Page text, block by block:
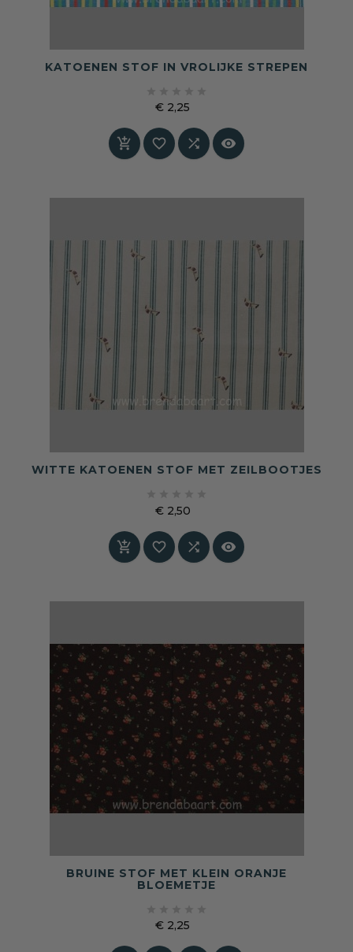
KATOENEN STOF IN VROLIJKE STREPEN
€ 2,25
   
WITTE KATOENEN STOF MET ZEILBOOTJES
€ 2,50
   
BRUINE STOF MET KLEIN ORANJE
BLOEMETJE
€ 2,25